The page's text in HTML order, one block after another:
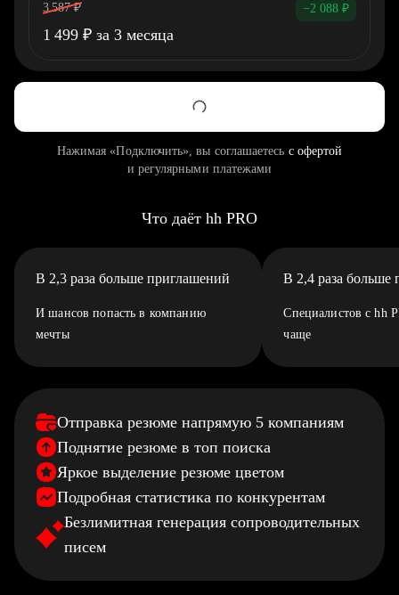
3 587 ₽ −2 088 ₽
1 499 ₽ за 3 месяца
Нажимая «Подключить», вы соглашаетесь с офертой
и регулярными платежами
Что даёт hh PRO
В 2,3 раза больше приглашений
И шансов попасть в компанию
мечты
В 2,4 раза больше
Специалистов с hh
чаще
Отправка резюме напрямую 5 компаниям
Поднятие резюме в топ поиска
Яркое выделение резюме цветом
Подробная статистика по конкурентам
Безлимитная генерация сопроводительных
писем